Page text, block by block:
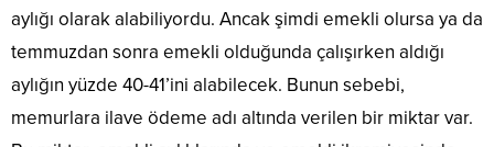
aylığı olarak alabiliyordu. Ancak şimdi emekli olursa ya da
temmuzdan sonra emekli olduğunda çalışırken aldığı
aylığın yüzde 40-41’ini alabilecek. Bunun sebebi,
memurlara ilave ödeme adı altında verilen bir miktar var.